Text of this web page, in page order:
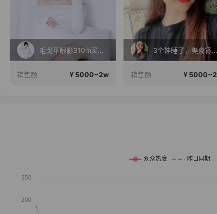
3个娃睡了，美食宵夜聊天时间…
销售额 ¥ 5000~2w
聊聊天
销售额 ¥